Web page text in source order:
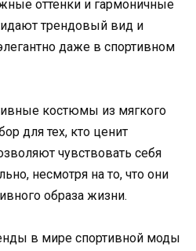
оттенки и гармоничные
трендовый вид и
даже в спортивном
костюмы из мягкого
для тех, кто ценит
чувствовать себя
несмотря на то, что они
образа жизни.
в мире спортивной моды